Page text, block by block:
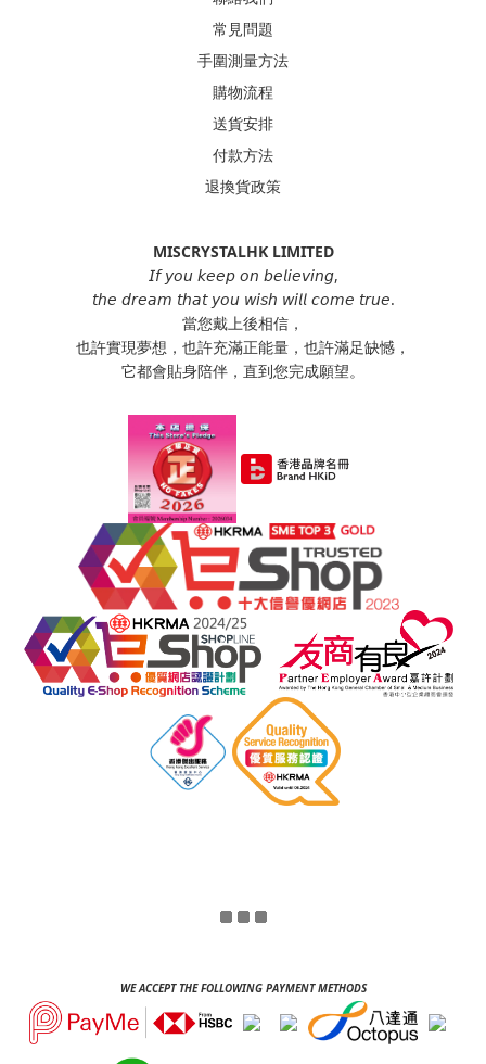
常見問題
手圍測量方法
購物流程
送貨安排
付款方法
退換貨政策
MISCRYSTALHK LIMITED
𝘐𝘧 𝘺𝘰𝘶 𝘬𝘦𝘦𝘱 𝘰𝘯 𝘣𝘦𝘭𝘪𝘦𝘷𝘪𝘯𝘨,
𝘵𝘩𝘦 𝘥𝘳𝘦𝘢𝘮 𝘵𝘩𝘢𝘵 𝘺𝘰𝘶 𝘸𝘪𝘴𝘩 𝘸𝘪𝘭𝘭 𝘤𝘰𝘮𝘦 𝘵𝘳𝘶𝘦.
當您戴上後相信，
也許實現夢想，也許充滿正能量，也許滿足缺憾，
它都會貼身陪伴，直到您完成願望。
WE ACCEPT THE FOLLOWING PAYMENT METHODS